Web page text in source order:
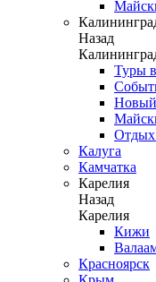
Назад
Туры
Новый
Отдых
Калуга
Камчатка
Карелия
Назад
Карелия
Кижи
Красноярск